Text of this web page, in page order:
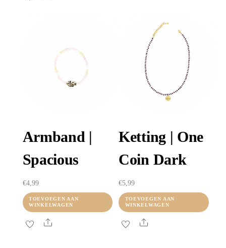
Ketting | One
Coin Dark
€5,99
TOEVOEGEN AAN
WINKELWAGEN
Share
Armband |
Spacious
€4,99
TOEVOEGEN AAN
WINKELWAGEN
Share